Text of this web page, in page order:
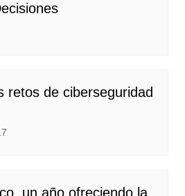
retos de ciberseguridad
un año ofreciendo la